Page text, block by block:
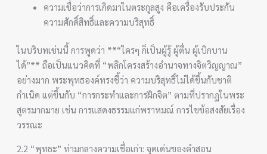
ความเชื่อว่าการเกิดมาในตระกูลสูง คือเครื่องรับประกัน
ความศักดิ์สิทธิ์และความบริสุทธิ์
ในบริบทเช่นนี้ การพูดว่า **“ใครๆ ก็เป็นผู้รู้ ผู้ตื่น ผู้เบิกบาน
ได้”** ถือเป็นแนวคิดที่ “พลิกโครงสร้างอำนาจทางจิตวิญญาณ”
อย่างมาก พระพุทธองค์ทรงชี้ว่า ความบริสุทธิ์ไม่ได้ขึ้นกับชาติ
กำเนิด แต่ขึ้นกับ “การกระทำและการฝึกจิต” ตามที่ปรากฏในพระ
สูตรมากมาย เช่น การแสดงธรรมแก่พราหมณ์ การไขข้อสงสัยเรื่อง
วรรณะ
2.2 “พุทธะ” ท่ามกลางความเชื่อเก่า: จุดเด่นของคำสอน